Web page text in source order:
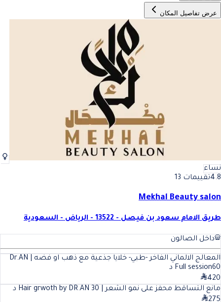
عرض تفاصيل المكان
نساء
4.8تقييمات 13
Mekhal Beauty salon
طريق الامام سعود بن فيصل - 13522 - الرياض - السعودية
داخل الصالون
المعالج الالماني الفاخر -طبي- خلايا جذعية مع ذهب او فضه | Dr.AN
Full session60
د
420
مانع التساقط محفز على نمو الشعر | Hair grwoth by DR.AN 30
د
275